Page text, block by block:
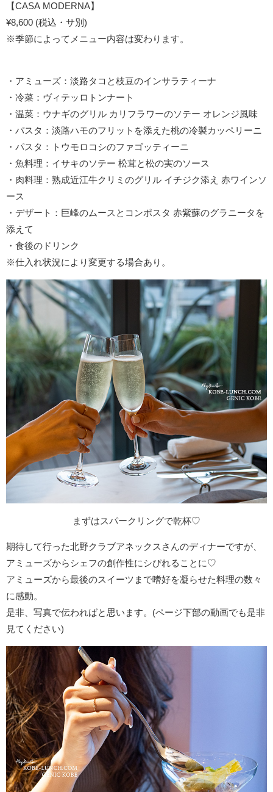
【CASA MODERNA】
¥8,600 (税込・サ別)
※季節によってメニュー内容は変わります。
・アミューズ：淡路タコと枝豆のインサラティーナ
・冷菜：ヴィテッロトンナート
・温菜：ウナギのグリル カリフラワーのソテー オレンジ風味
・パスタ：淡路ハモのフリットを添えた桃の冷製カッペリーニ
・パスタ：トウモロコシのファゴッティーニ
・魚料理：イサキのソテー 松茸と松の実のソース
・肉料理：熟成近江牛クリミのグリル イチジク添え 赤ワインソ
ース
・デザート：巨峰のムースとコンポスタ 赤紫蘇のグラニータを
添えて
・食後のドリンク
※仕入れ状況により変更する場合あり。
まずはスパークリングで乾杯♡
期待して行った北野クラブアネックスさんのディナーですが、
アミューズからシェフの創作性にシびれることに♡
アミューズから最後のスイーツまで嗜好を凝らせた料理の数々
に感動。
是非、写真で伝わればと思います。(ページ下部の動画でも是非
見てください)